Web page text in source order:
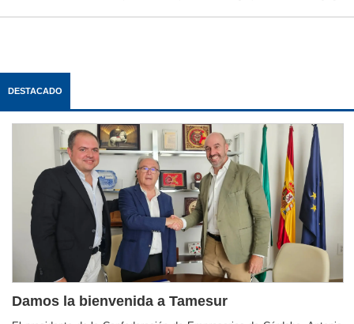
DESTACADO
Damos la bienvenida a Tamesur